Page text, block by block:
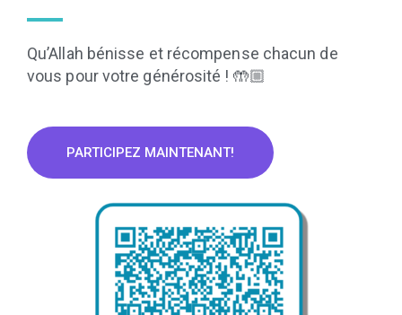
Qu’Allah bénisse et récompense chacun de
vous pour votre générosité ! 🤲🏼
PARTICIPEZ MAINTENANT!